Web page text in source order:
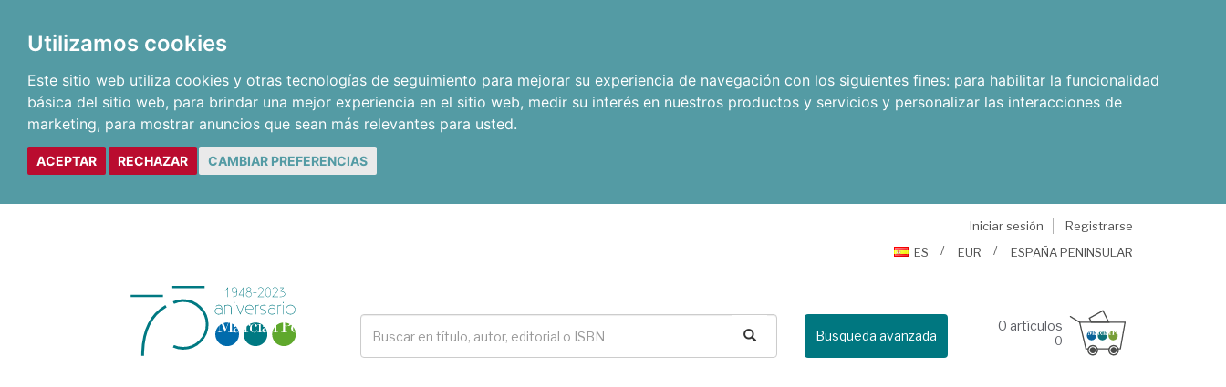
Utilizamos cookies
Este sitio web utiliza cookies y otras tecnologías de seguimiento para mejorar su experiencia de navegación con los siguientes fines: para habilitar la funcionalidad
básica del sitio web, para brindar una mejor experiencia en el sitio web, medir su interés en nuestros productos y servicios y personalizar las interacciones de
marketing, para mostrar anuncios que sean más relevantes para usted.
ACEPTAR RECHAZAR CAMBIAR PREFERENCIAS
Iniciar sesión
Registrarse
ES
EUR ESPAÑA PENINSULAR
Busqueda avanzada
0 artículos
0